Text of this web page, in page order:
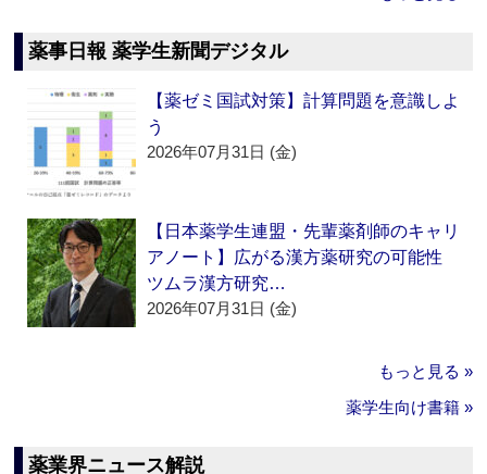
薬事日報 薬学生新聞デジタル
【薬ゼミ国試対策】計算問題を意識しよ
う
2026年07月31日 (金)
【日本薬学生連盟・先輩薬剤師のキャリ
アノート】広がる漢方薬研究の可能性
ツムラ漢方研究…
2026年07月31日 (金)
もっと見る »
薬学生向け書籍 »
薬業界ニュース解説